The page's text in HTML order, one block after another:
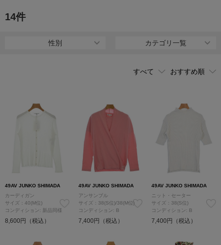
14件
性別 カテゴリ一覧
49AV JUNKO SHIMADA
カーディガン
サイズ：40(M位)
コンディション: 新品同様
8,600円（税込）
49AV JUNKO SHIMADA
アンサンブル
サイズ：38(S位)/38(M位)
コンディション: B
7,400円（税込）
49AV JUNKO SHIMADA
ニット・セーター
サイズ：38(S位)
コンディション: B
7,400円（税込）